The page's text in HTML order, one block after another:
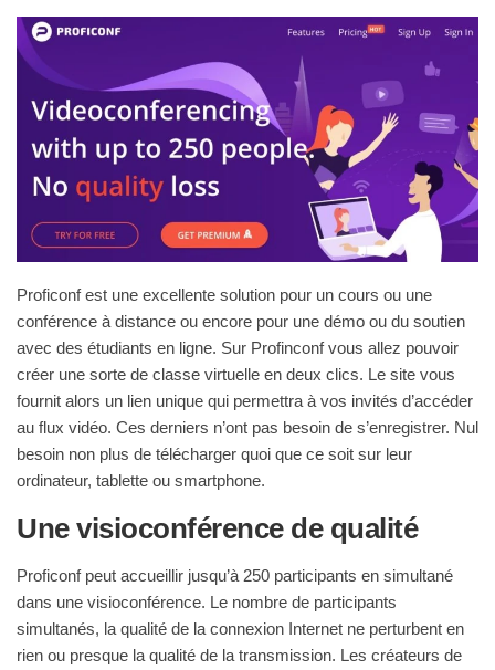
Proficonf est une excellente solution pour un cours ou une
conférence à distance ou encore pour une démo ou du soutien
avec des étudiants en ligne. Sur Profinconf vous allez pouvoir
créer une sorte de classe virtuelle en deux clics. Le site vous
fournit alors un lien unique qui permettra à vos invités d’accéder
au flux vidéo. Ces derniers n’ont pas besoin de s’enregistrer. Nul
besoin non plus de télécharger quoi que ce soit sur leur
ordinateur, tablette ou smartphone.
Une visioconférence de qualité
Proficonf peut accueillir jusqu’à 250 participants en simultané
dans une visioconférence. Le nombre de participants
simultanés, la qualité de la connexion Internet ne perturbent en
rien ou presque la qualité de la transmission. Les créateurs de